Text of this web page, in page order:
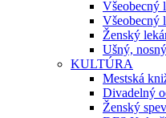
Všeobecný
Všeobecný
Ženský
Ušný,
KULTÚRA
Mestská
Divadelný
Ženský